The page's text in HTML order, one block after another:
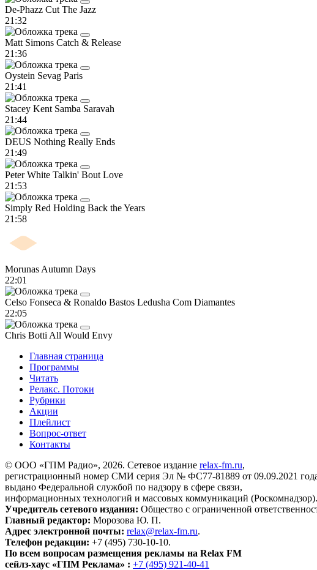
De-Phazz Cut The Jazz
21:32
Matt Simons Catch & Release
21:36
Oystein Sevag Paris
21:41
Stacey Kent Samba Saravah
21:44
DEUS Nothing Really Ends
21:49
Peter White Talkin' Bout Love
21:53
Simply Red Holding Back the Years
21:58
Morunas Autumn Days
22:01
Celso Fonseca & Ronaldo Bastos Ledusha Com Diamantes
22:05
Chris Botti All Would Envy
Главная страница
Программы
Читать
Релакс. Потоки
Рубрики
Акции
Плейлист
Вопрос-ответ
Контакты
© ООО «ГПМ Радио», 2026. Сетевое издание relax-fm.ru,
регистрационный номер СМИ серия Эл № ФС77-81889 от 09.09.2021
выдано Федеральной службой по надзору в сфере связи,
информационных технологий и массовых коммуникаций (Роскомнадзор).
Учредитель сетевого издания: Общество с ограниченной
Главный редактор: Морозова Ю. П.
Адрес электронной почты: relax@relax-fm.ru.
Телефон редакции: +7 (495) 730-10-10.
По всем вопросам размещения рекламы на Relax FM
сейлз-хаус «ГПМ Реклама» : +7 (495) 921-40-41